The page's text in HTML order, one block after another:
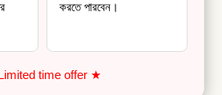
করতে পারবেন।
time offer ★